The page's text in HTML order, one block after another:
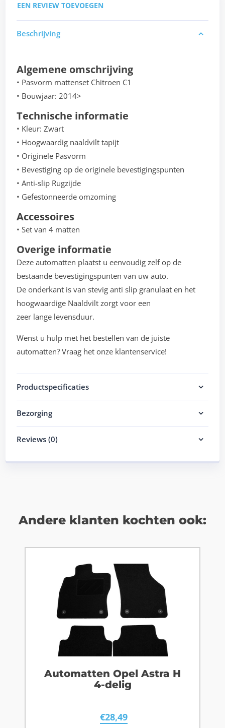
EEN REVIEW TOEVOEGEN
Beschrijving
Algemene omschrijving
• Pasvorm mattenset Chitroen C1
• Bouwjaar: 2014>
Technische informatie
• Kleur: Zwart
• Hoogwaardig naaldvilt tapijt
• Originele Pasvorm
• Bevestiging op de originele bevestigingspunten
• Anti-slip Rugzijde
• Gefestonneerde omzoming
Accessoires
• Set van 4 matten
Overige informatie
Deze automatten plaatst u eenvoudig zelf op de
bestaande bevestigingspunten van uw auto.
De onderkant is van stevig anti slip granulaat en het
hoogwaardige Naaldvilt zorgt voor een
zeer lange levensduur.
Wenst u hulp met het bestellen van de juiste
automatten? Vraag het onze klantenservice!
Productspecificaties
Bezorging
Reviews (0)
Andere klanten kochten ook:
Automatten Opel Astra H
4-delig
€28,49